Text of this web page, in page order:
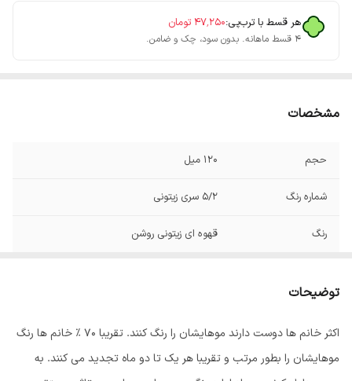
هر قسط با ترب‌پی:۴۷٬۲۵۰ تومان
۴ قسط ماهانه. بدون سود، چک و ضامن.
مشخصات
حجم 120 میل
شماره رنگ 5/2 سری زیتونی
رنگ قهوه ای زیتونی روشن
توضیحات
اکثر خانم ها دوست دارند موهایشان را رنگ کنند. تقریبا 70 % خانم ها رنگ
موهایشان را بطور مرتب و تقریبا هر یک تا دو ماه تجدید می کنند. به